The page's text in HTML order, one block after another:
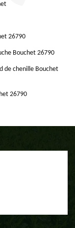
26790
Bouchet 26790
de chenille Bouchet
26790